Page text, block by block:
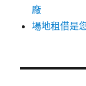
廠
場地租借是